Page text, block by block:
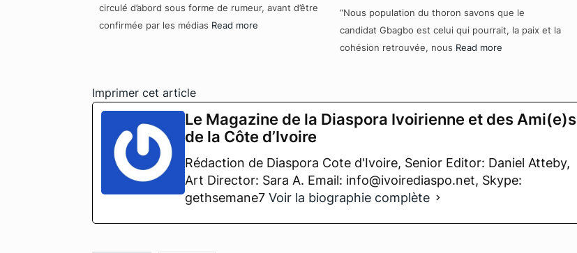
circulé d’abord sous forme de rumeur, avant d’être
confirmée par les médias Read more
“Nous population du thoron savons que le
candidat Gbagbo est celui qui pourrait, la paix et la
cohésion retrouvée, nous Read more
Imprimer cet article
Le Magazine de la Diaspora Ivoirienne et des Ami(e)s
de la Côte d’Ivoire
Rédaction de Diaspora Cote d'Ivoire, Senior Editor: Daniel Atteby,
Art Director: Sara A. Email: info@ivoirediaspo.net, Skype:
gethsemane7 Voir la biographie complète